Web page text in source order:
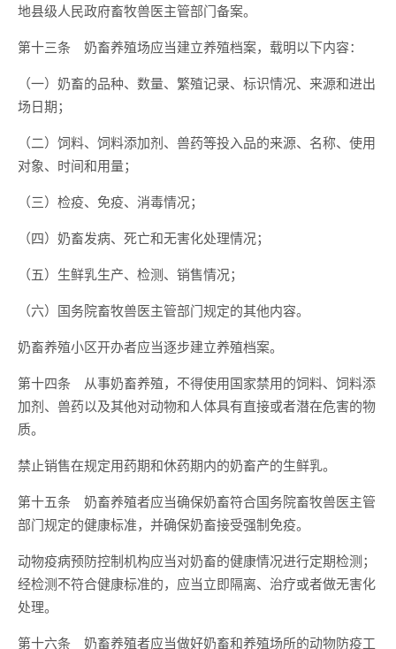
地县级人民政府畜牧兽医主管部门备案。
第十三条 奶畜养殖场应当建立养殖档案，载明以下内容：
（一）奶畜的品种、数量、繁殖记录、标识情况、来源和进出
场日期；
（二）饲料、饲料添加剂、兽药等投入品的来源、名称、使用
对象、时间和用量；
（三）检疫、免疫、消毒情况；
（四）奶畜发病、死亡和无害化处理情况；
（五）生鲜乳生产、检测、销售情况；
（六）国务院畜牧兽医主管部门规定的其他内容。
奶畜养殖小区开办者应当逐步建立养殖档案。
第十四条 从事奶畜养殖，不得使用国家禁用的饲料、饲料添
加剂、兽药以及其他对动物和人体具有直接或者潜在危害的物
质。
禁止销售在规定用药期和休药期内的奶畜产的生鲜乳。
第十五条 奶畜养殖者应当确保奶畜符合国务院畜牧兽医主管
部门规定的健康标准，并确保奶畜接受强制免疫。
动物疫病预防控制机构应当对奶畜的健康情况进行定期检测；
经检测不符合健康标准的，应当立即隔离、治疗或者做无害化
处理。
第十六条 奶畜养殖者应当做好奶畜和养殖场所的动物防疫工